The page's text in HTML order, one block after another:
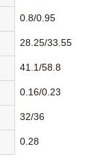
0.8/0.95
28.25/33.55
41.1/58.8
0.16/0.23
32/36
0.28